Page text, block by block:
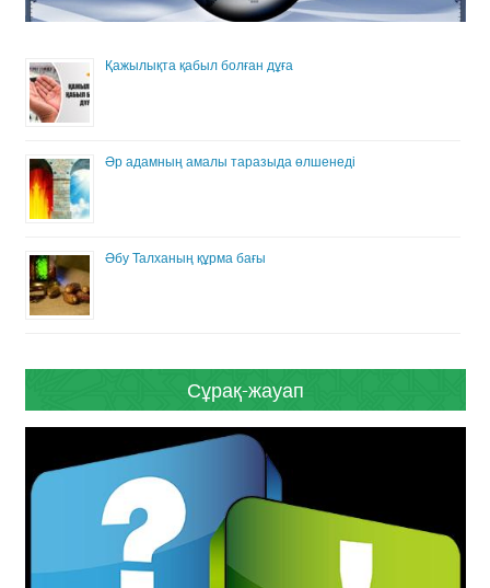
Қажылықта қабыл болған дұға
Әр адамның амалы таразыда өлшенеді
Әбу Талханың құрма бағы
Сұрақ-жауап